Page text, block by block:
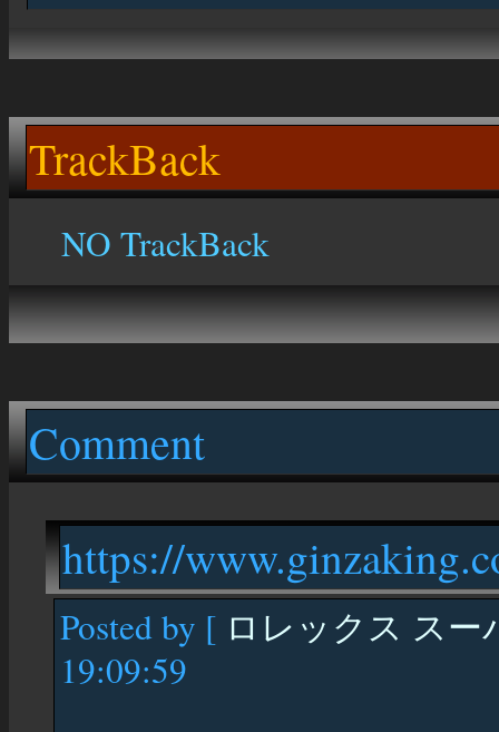
TrackBack
NO TrackBack
Comment
https://
Posted by [ ロレックス スー
19:09:59